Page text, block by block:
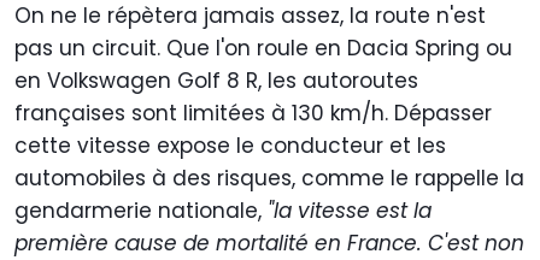
On ne le répètera jamais assez, la route n'est
pas un circuit. Que l'on roule en Dacia Spring ou
en Volkswagen Golf 8 R, les autoroutes
françaises sont limitées à 130 km/h. Dépasser
cette vitesse expose le conducteur et les
automobiles à des risques, comme le rappelle la
gendarmerie nationale, "la vitesse est la
première cause de mortalité en France. C'est non